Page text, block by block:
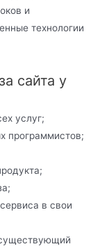
и
технологии
сайта у
услуг;
программистов;
в свои